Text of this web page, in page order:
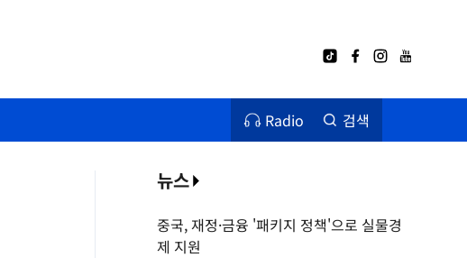
Radio 검색
뉴스
중국, 재정·금융 '패키지 정책'으로 실물경
제 지원